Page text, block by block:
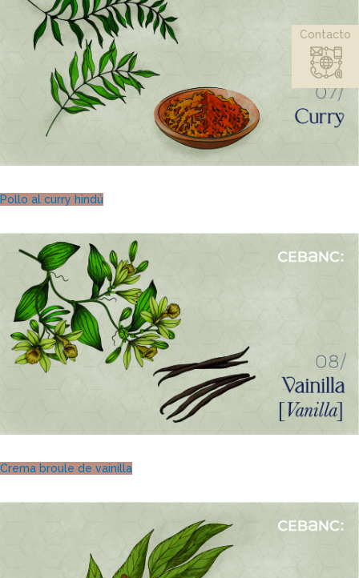
Pollo al curry hindú
Crema broule de vainilla
Contacto